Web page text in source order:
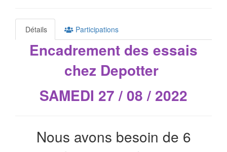
Détails Participations
Encadrement des essais
chez Depotter
SAMEDI 27 / 08 / 2022
Nous avons besoin de 6